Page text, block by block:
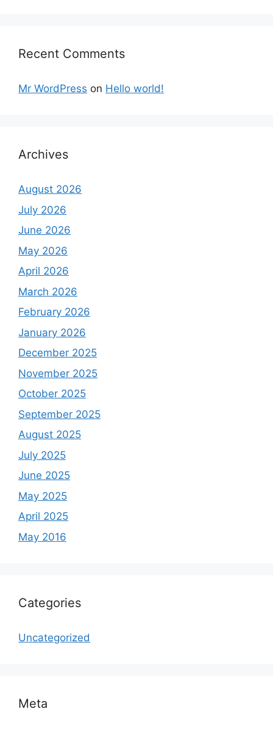
Recent Comments
Mr WordPress on Hello world!
Archives
August 2026
July 2026
June 2026
May 2026
April 2026
March 2026
February 2026
January 2026
December 2025
November 2025
October 2025
September 2025
August 2025
July 2025
June 2025
May 2025
April 2025
May 2016
Categories
Uncategorized
Meta